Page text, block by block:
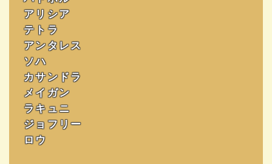
アリシア
テトラ
アンタレス
ソハ
カサンドラ
メイガン
ラキュニ
ジョフリー
ロウ